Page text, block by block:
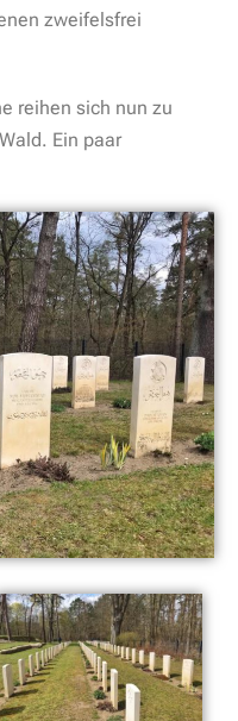
weil die kleine Bank,
Wachstuch, so
eine kleine Pause
verschwindet in